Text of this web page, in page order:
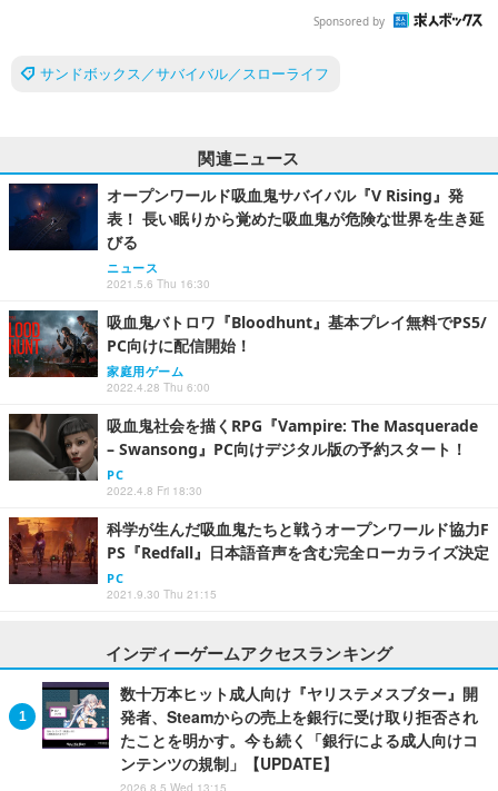
Sponsored by
サンドボックス／サバイバル／スローライフ
関連ニュース
オープンワールド吸血鬼サバイバル『V Rising』発
表！ 長い眠りから覚めた吸血鬼が危険な世界を生き延
びる
ニュース
2021.5.6 Thu 16:30
吸血鬼バトロワ『Bloodhunt』基本プレイ無料でPS5/
PC向けに配信開始！
家庭用ゲーム
2022.4.28 Thu 6:00
吸血鬼社会を描くRPG『Vampire: The Masquerade
– Swansong』PC向けデジタル版の予約スタート！
PC
2022.4.8 Fri 18:30
科学が生んだ吸血鬼たちと戦うオープンワールド協力F
PS『Redfall』日本語音声を含む完全ローカライズ決定
PC
2021.9.30 Thu 21:15
インディーゲームアクセスランキング
数十万本ヒット成人向け『ヤリステメスブター』開
発者、Steamからの売上を銀行に受け取り拒否され
たことを明かす。今も続く「銀行による成人向けコ
ンテンツの規制」【UPDATE】